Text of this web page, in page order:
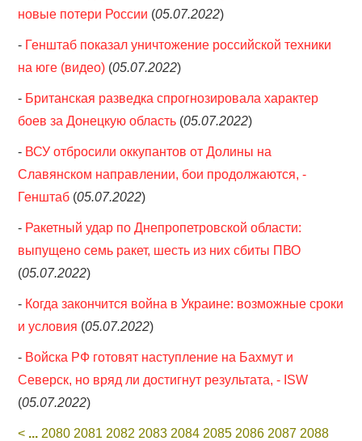
новые потери России (05.07.2022)
- Генштаб показал уничтожение российской техники
на юге (видео) (05.07.2022)
- Британская разведка спрогнозировала характер
боев за Донецкую область (05.07.2022)
- ВСУ отбросили оккупантов от Долины на
Славянском направлении, бои продолжаются, -
Генштаб (05.07.2022)
- Ракетный удар по Днепропетровской области:
выпущено семь ракет, шесть из них сбиты ПВО
(05.07.2022)
- Когда закончится война в Украине: возможные сроки
и условия (05.07.2022)
- Войска РФ готовят наступление на Бахмут и
Северск, но вряд ли достигнут результата, - ISW
(05.07.2022)
< ... 2080 2081 2082 2083 2084 2085 2086 2087 2088